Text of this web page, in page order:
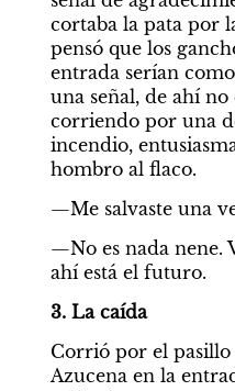
cortaba la pata por
pensó que los
entrada serían
una señal, de ahí
corriendo por una
incendio,
hombro al flaco.
—Me salvaste una
—No es nada nene.
ahí está el futuro.
3. La caída
Corrió por el pasillo
Azucena en la